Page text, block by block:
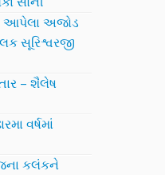
આપેલા અજોડ
સૂરિશ્વરજી
– શૈલેષ
વર્ષમાં
કલંકને